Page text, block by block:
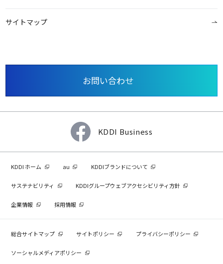
サイトマップ
お問い合わせ
KDDI Business
KDDI ホーム au KDDIブランドについて
サステナビリティ KDDIグループウェブアクセシビリティ方針
企業情報 採用情報
総合サイトマップ サイトポリシー プライバシーポリシー
ソーシャルメディアポリシー